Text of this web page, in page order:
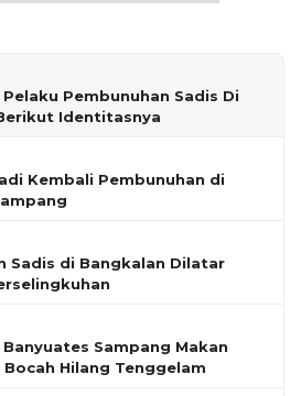
Pembunuhan Sadis Di
Identitasnya
Kembali Pembunuhan di
Sadis di Bangkalan Dilatar
Sampang Makan
Bocah Hilang Tenggelam